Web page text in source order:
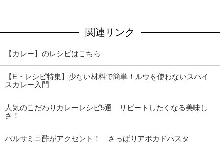
関連リンク
【カレー】のレシピはこちら
【E・レシピ特集】少ない材料で簡単！ルウを使わないスパイ
スカレー入門
人気のこだわりカレーレシピ5選 リピートしたくなる美味し
さ！
バルサミコ酢がアクセント！ さっぱりアボカドパスタ